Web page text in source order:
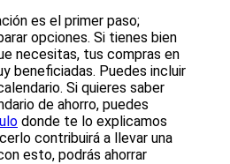
es el primer paso;
opciones. Si tienes bien
necesitas, tus compras en
beneficiadas. Puedes incluir
Si quieres saber
de ahorro, puedes
donde te lo explicamos
contribuirá a llevar una
esto, podrás ahorrar